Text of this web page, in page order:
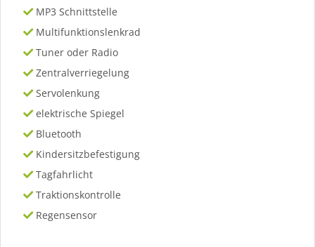
MP3 Schnittstelle
Multifunktionslenkrad
Tuner oder Radio
Zentralverriegelung
Servolenkung
elektrische Spiegel
Bluetooth
Kindersitzbefestigung
Tagfahrlicht
Traktionskontrolle
Regensensor